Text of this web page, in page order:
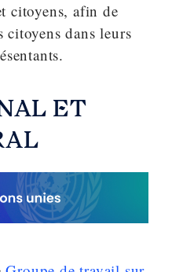
citoyens, afin de
citoyens dans leurs
ET